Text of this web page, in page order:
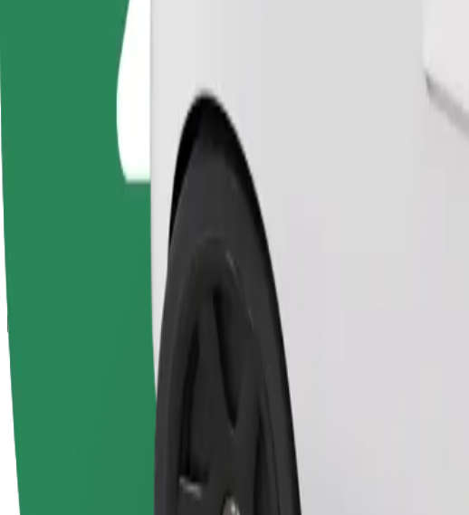
طي الكراسي المتحركة (هذه ليست خدمة مركبة مجهّزة لاستخدام الكراسي